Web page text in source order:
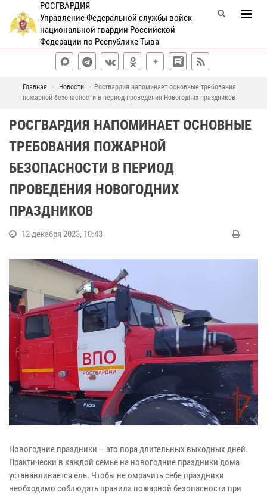
РОСГВАРДИЯ
Управление Федеральной службы войск
национальной гвардии Российской
Федерации по Республике Тыва
Главная Новости
Росгвардия напоминает основные требования
пожарной безопасности в период проведения Новогодних праздников
РОСГВАРДИЯ НАПОМИНАЕТ ОСНОВНЫЕ
ТРЕБОВАНИЯ ПОЖАРНОЙ
БЕЗОПАСНОСТИ В ПЕРИОД
ПРОВЕДЕНИЯ НОВОГОДНИХ
ПРАЗДНИКОВ
12 декабря 2023, 10:43
Новогодние праздники – это пора длительных выходных дней.
Практически в каждой семье на новогодние праздники дома
устанавливается ель. Чтобы не омрачить себе праздники
необходимо соблюдать правила пожарной безопасности при